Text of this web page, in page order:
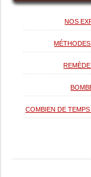
NOS
COMBIEN DE